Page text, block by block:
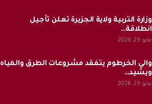
وزارة التربية ولاية الجزيرة تعلن تأجيل
انطلاقة…
مايو 29, 2026
والي الخرطوم يتفقد مشروعات الطرق والمياه
ويشيد…
مايو 29, 2026